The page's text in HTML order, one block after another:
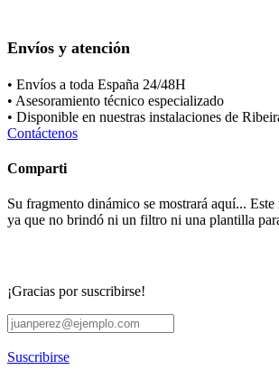
Envíos y atención
• Envíos a toda España 24/48H
• Asesoramiento técnico especializado
• Disponible en nuestras instalaciones de
Contáctenos
Comparti
Su fragmento dinámico se mostrará aquí... Este
ya que no brindó ni un filtro ni una plantilla
¡Gracias por suscribirse!
Suscribirse